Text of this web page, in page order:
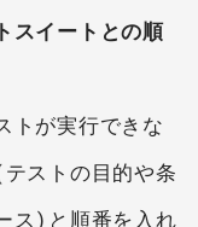
スイートとの順
トが実行できな
ストの目的や条
ス)と順番を入れ